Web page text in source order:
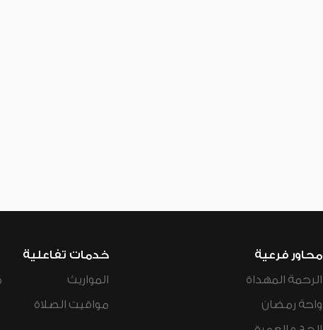
محاور فرعية
الرحمة المهداة
واحة رمضان
خدمات تفاعلية
المواريث
مواقيت الصلاة